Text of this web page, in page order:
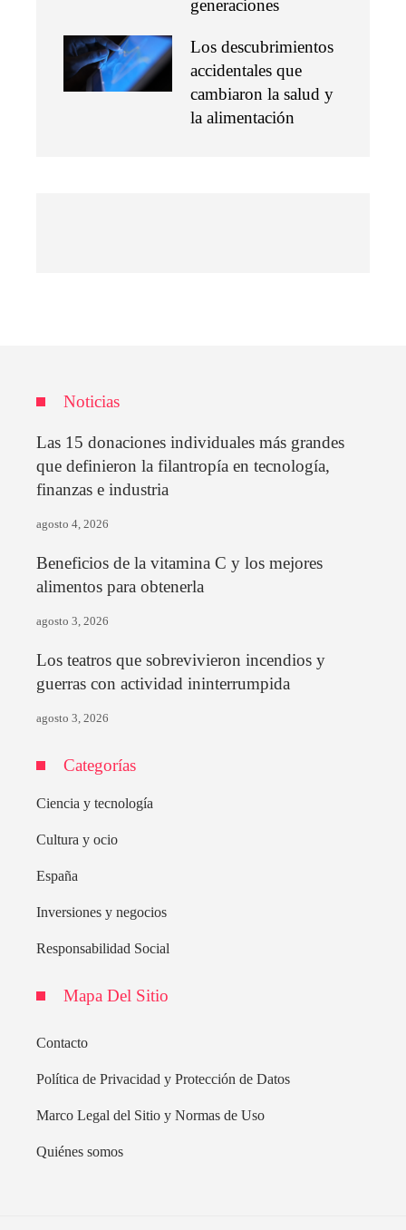
generaciones
Los descubrimientos
accidentales que
cambiaron la salud y
la alimentación
Noticias
Las 15 donaciones individuales más grandes
que definieron la filantropía en tecnología,
finanzas e industria
agosto 4, 2026
Beneficios de la vitamina C y los mejores
alimentos para obtenerla
agosto 3, 2026
Los teatros que sobrevivieron incendios y
guerras con actividad ininterrumpida
agosto 3, 2026
Categorías
Ciencia y tecnología
Cultura y ocio
España
Inversiones y negocios
Responsabilidad Social
Mapa Del Sitio
Contacto
Política de Privacidad y Protección de Datos
Marco Legal del Sitio y Normas de Uso
Quiénes somos